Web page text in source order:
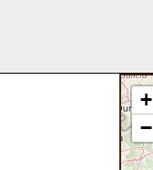
+
−